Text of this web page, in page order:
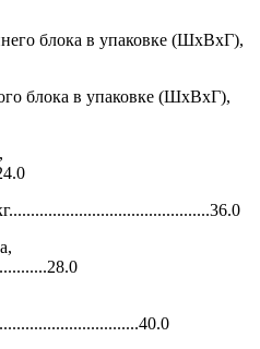
блока в упаковке (ШхВхГ),
блока в упаковке (ШхВхГ),